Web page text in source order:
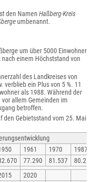
den Namen Haßberg-Kreis
umbenannt.
um über 5000 Einwohner
nach einem Höchststand von
des Landkreises von
verblieb ein Plus von 5 %. 11
als 1988. Während der
allem Gemeinden im
betroffen.
den Gebietsstand vom 25. Mai
1961 1970
1987
77.290 81.537
80.257
2020